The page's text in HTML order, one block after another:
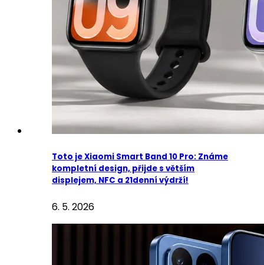
Toto je Xiaomi Smart Band 10 Pro: Známe
kompletní design, přijde s větším
displejem, NFC a 21denní výdrží!
6. 5. 2026